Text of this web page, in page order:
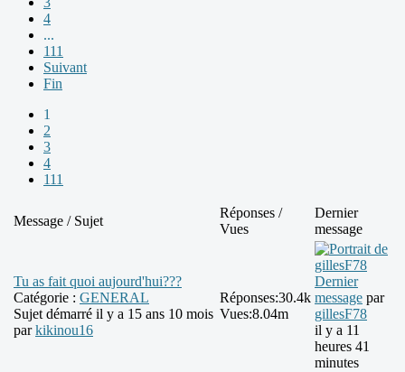
4
...
111
Suivant
Fin
1
2
3
4
111
Message / Sujet
Réponses /
Vues
Dernier
message
Tu as fait quoi aujourd'hui???
Catégorie : GENERAL
Sujet démarré il y a 15 ans 10 mois
parkikinou16
Réponses:30.4k
Vues:8.04m
Dernier
message par
gillesF78
il y a 11
heures 41
minutes